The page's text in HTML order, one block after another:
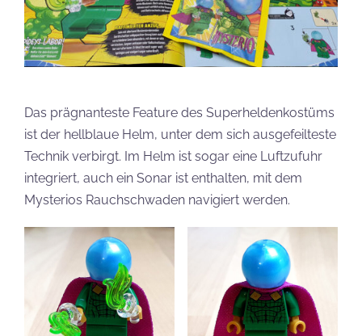
Das prägnanteste Feature des Superheldenkostüms
ist der hellblaue Helm, unter dem sich ausgefeilteste
Technik verbirgt. Im Helm ist sogar eine Luftzufuhr
integriert, auch ein Sonar ist enthalten, mit dem
Mysterios Rauchschwaden navigiert werden.